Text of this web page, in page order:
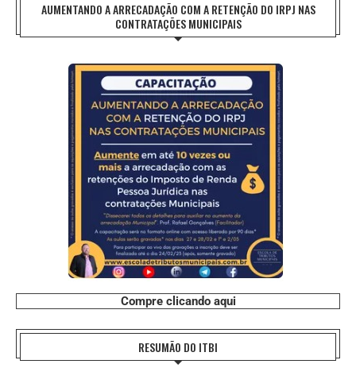
AUMENTANDO A ARRECADAÇÃO COM A RETENÇÃO DO IRPJ NAS
CONTRATAÇÕES MUNICIPAIS
Compre clicando aqui
RESUMÃO DO ITBI